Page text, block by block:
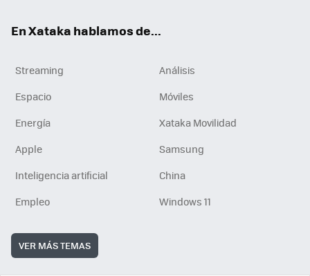
En Xataka hablamos de...
Streaming
Análisis
Espacio
Móviles
Energía
Xataka Movilidad
Apple
Samsung
Inteligencia artificial
China
Empleo
Windows 11
VER MÁS TEMAS